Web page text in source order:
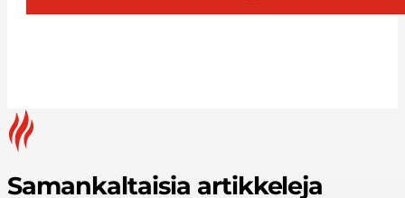
Samankaltaisia artikkeleja